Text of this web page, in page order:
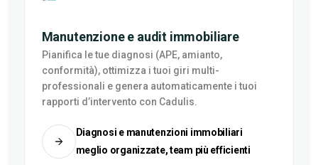
Manutenzione e audit immobiliare
Pianifica le tue diagnosi (APE, amianto,
conformità), ottimizza i tuoi giri multi-
professionali e genera automaticamente i tuoi
rapporti d’intervento con Cadulis.
Diagnosi e manutenzioni immobiliari
meglio organizzate, team più efficienti